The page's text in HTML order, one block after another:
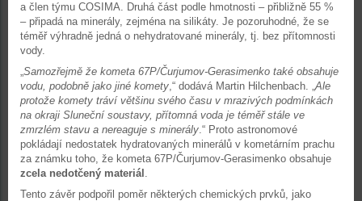
a člen týmu COSIMA. Druhá část podle hmotnosti – přibližně 55 %
– připadá na minerály, zejména na silikáty. Je pozoruhodné, že se
téměř výhradně jedná o nehydratované minerály, tj. bez přítomnosti
vody.
„Samozřejmě že kometa 67P/Čurjumov-Gerasimenko také obsahuje
vodu, podobně jako jiné komety,“ dodává Martin Hilchenbach. „Ale
protože komety tráví většinu svého času v mrazivých podmínkách
na okraji Sluneční soustavy, přítomná voda je téměř stále ve
zmrzlém stavu a nereaguje s minerály.“ Proto astronomové
pokládají nedostatek hydratovaných minerálů v kometárním prachu
za známku toho, že kometa 67P/Čurjumov-Gerasimenko obsahuje
zcela nedotčený materiál .
Tento závěr podpořil poměr některých chemických prvků, jako